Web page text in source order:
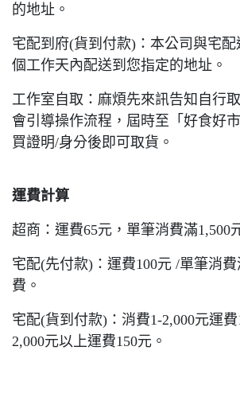
的地址。
宅配到府(貨到付款)：本公司與宅
個工作天內配送到您指定的地址。
工作室自取：麻煩先來訊告知自行
會引導操作流程，屆時至「好食好
買證明/身分後即可取貨。
運費計算
超商：運費65元，單筆消費滿1,500
宅配(先付款)：運費100元 /單筆消
費。
宅配(貨到付款)：消費1-2,000元運
2,000元以上運費150元。